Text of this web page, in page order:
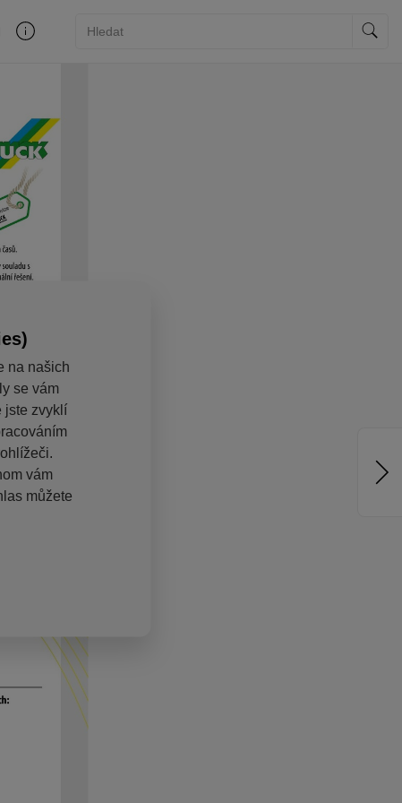
na našich
se vám
jste zvyklí
vám
můžete